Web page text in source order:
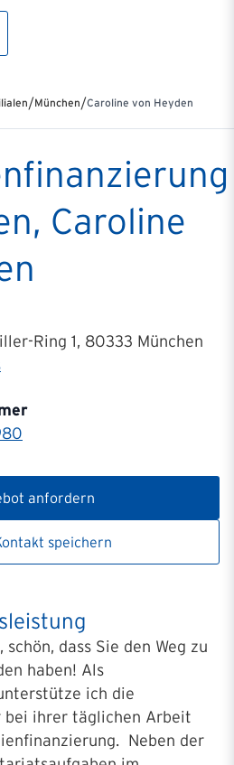
/München/Caroline von Heyden
Caroline
Ring 1, 80333 München
anfordern
speichern
dass Sie den Weg zu
haben! Als
ich die
bei ihrer täglichen Arbeit
Neben der